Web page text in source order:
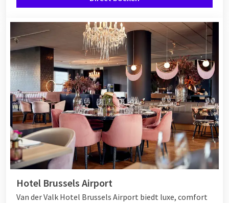
Hotel Brussels Airport
Van der Valk Hotel Brussels Airport biedt luxe, comfort